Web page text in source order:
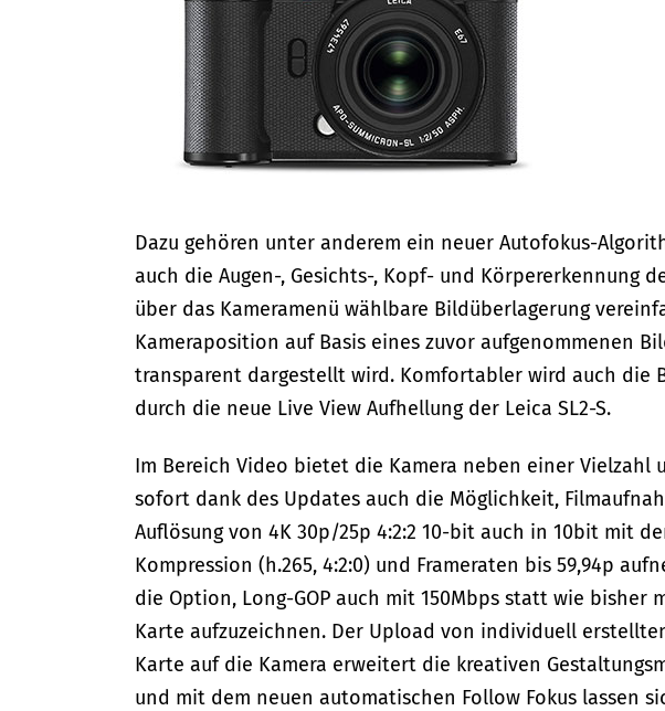
Dazu gehören unter anderem ein neuer Autofokus-
auch die Augen-, Gesichts-, Kopf- und Körpererkennung
über das Kameramenü wählbare Bildüberlagerung
Kameraposition auf Basis eines zuvor aufgenommenen
transparent dargestellt wird. Komfortabler wird auch die
durch die neue Live View Aufhellung der Leica SL2-S.
Im Bereich Video bietet die Kamera neben einer
sofort dank des Updates auch die Möglichkeit,
Auflösung von 4K 30p/25p 4:2:2 10-bit auch in 10bit mit
Kompression (h.265, 4:2:0) und Frameraten bis 59,94p
die Option, Long-GOP auch mit 150Mbps statt wie bisher
Karte aufzuzeichnen. Der Upload von individuell
Karte auf die Kamera erweitert die kreativen
und mit dem neuen automatischen Follow Fokus lassen